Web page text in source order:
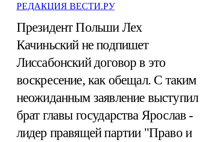
РЕДАКЦИЯ ВЕСТИ.РУ
Президент Польши Лех
Качиньский не подпишет
Лиссабонский договор в это
воскресение, как обещал. С таким
неожиданным заявление выступил
брат главы государства Ярослав -
лидер правящей партии "Право и